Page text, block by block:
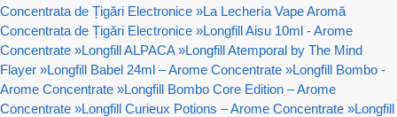
Concentrata de Țigări Electronice »La Lechería Vape Aromă
Concentrata de Țigări Electronice »Longfill Aisu 10ml - Arome
Concentrate »Longfill ALPACA »Longfill Atemporal by The Mind
Flayer »Longfill Babel 24ml – Arome Concentrate »Longfill Bombo -
Arome Concentrate »Longfill Bombo Core Edition – Arome
Concentrate »Longfill Curieux Potions – Arome Concentrate »Longfill